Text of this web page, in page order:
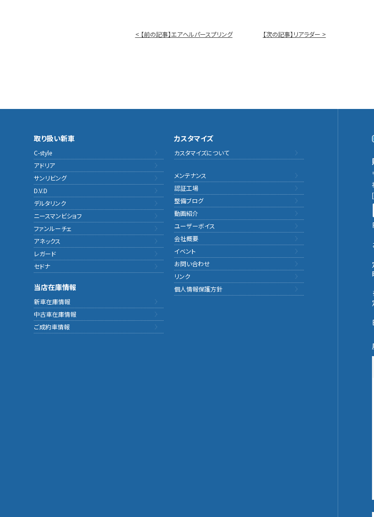
< 【前の記事】エアヘルパースプリング 【次の記事】リアラダー >
取り扱い新車
C-style
アドリア
サンリビング
D.V.D
デルタリンク
ニースマンビショフ
ファンルーチェ
アネックス
レガード
セドナ
当店在庫情報
新車在庫情報
中古車在庫情報
ご成約車情報
カスタマイズ
カスタマイズについて
メンテナンス
認証工場
整備ブログ
動画紹介
ユーザーボイス
会社概要
イベント
お問い合わせ
リンク
個人情報保護方針
[